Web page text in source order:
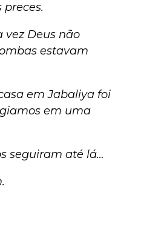
preces.
vez Deus não
estavam
em Jabaliya foi
em uma
seguiram até lá…